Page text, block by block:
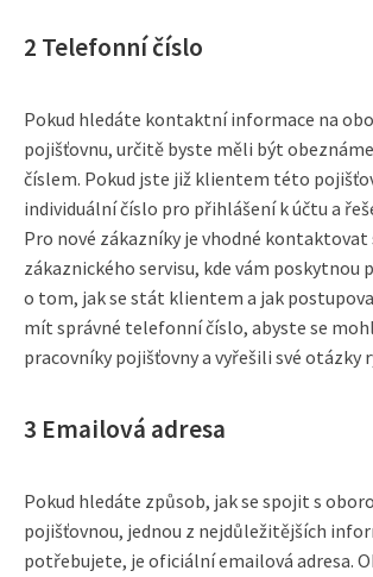
2 Telefonní číslo
Pokud hledáte kontaktní informace na
pojišťovnu, určitě byste měli být
číslem. Pokud jste již klientem této
individuální číslo pro přihlášení k účtu a
Pro nové zákazníky je vhodné kontaktovat
zákaznického servisu, kde vám poskytnou
o tom, jak se stát klientem a jak
mít správné telefonní číslo, abyste se
pracovníky pojišťovny a vyřešili své otázky
3 Emailová adresa
Pokud hledáte způsob, jak se spojit s
pojišťovnou, jednou z nejdůležitějších
potřebujete, je oficiální emailová adresa.